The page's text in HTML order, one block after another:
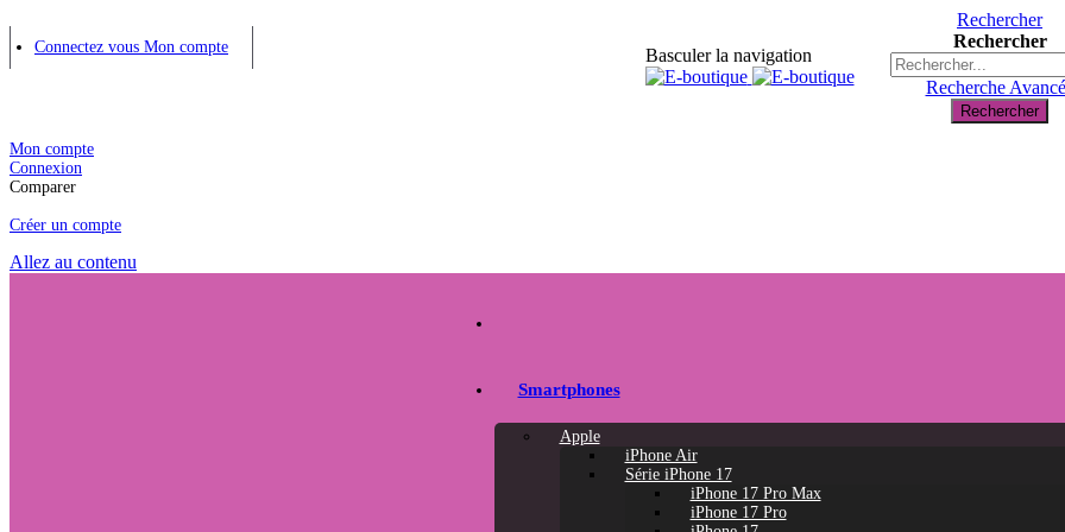
Connectez vous Mon compte Basculer la navigation
Rechercher
Rechercher
Recherche
Rechercher
Mon compte
Connexion
Comparer
Créer un compte
Allez au contenu
Smartphones
Apple
iPhone Air
Série iPhone 17
iPhone 17 Pro Max
iPhone 17 Pro